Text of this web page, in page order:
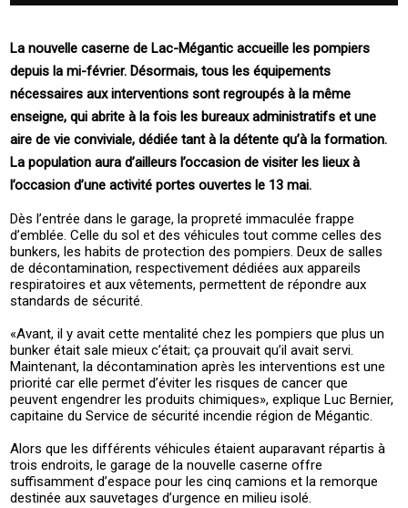
La nouvelle caserne de Lac-Mégantic accueille les pompiers
depuis la mi-février. Désormais, tous les équipements
nécessaires aux interventions sont regroupés à la même
enseigne, qui abrite à la fois les bureaux administratifs et une
aire de vie conviviale, dédiée tant à la détente qu’à la formation.
La population aura d’ailleurs l’occasion de visiter les lieux à
l’occasion d’une activité portes ouvertes le 13 mai.
Dès l’entrée dans le garage, la propreté immaculée frappe
d’emblée. Celle du sol et des véhicules tout comme celles des
bunkers, les habits de protection des pompiers. Deux de salles
de décontamination, respectivement dédiées aux appareils
respiratoires et aux vêtements, permettent de répondre aux
standards de sécurité.
«Avant, il y avait cette mentalité chez les pompiers que plus un
bunker était sale mieux c’était; ça prouvait qu’il avait servi.
Maintenant, la décontamination après les interventions est une
priorité car elle permet d’éviter les risques de cancer que
peuvent engendrer les produits chimiques», explique Luc Bernier,
capitaine du Service de sécurité incendie région de Mégantic.
Alors que les différents véhicules étaient auparavant répartis à
trois endroits, le garage de la nouvelle caserne offre
suffisamment d’espace pour les cinq camions et la remorque
destinée aux sauvetages d’urgence en milieu isolé.